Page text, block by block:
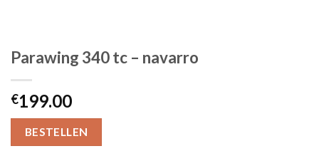
Parawing 340 tc – navarro
€199.00
BESTELLEN